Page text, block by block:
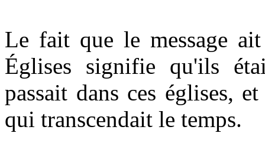
Le fait que le message
Églises signifie qu'ils
passait dans ces églises,
qui transcendait le temps.